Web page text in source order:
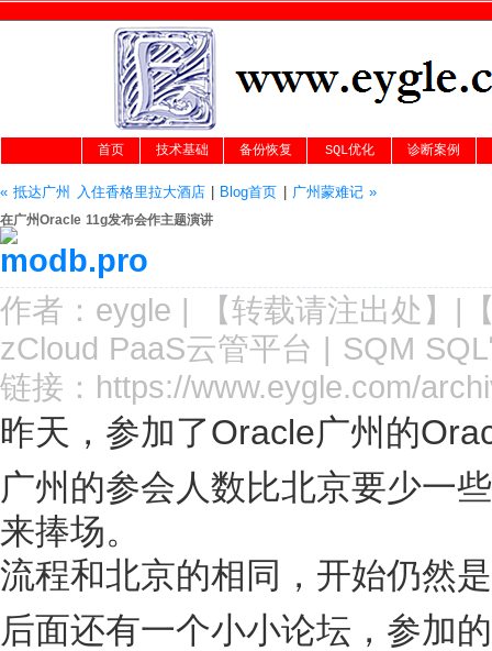
首页 技术基础 备份恢复 SQL优化 诊断案例
« 抵达广州 入住香格里拉大酒店| Blog首页 广州蒙难记 »
在广州Oracle 11g发布会作主题演讲
作者： eygle | 【转载请注出处 】|
zCloud PaaS云管平台 | SQM
链接： https://www.eygle.com/
昨天，参加了Oracle广州的
广州的参会人数比北京要少一
来捧场。
流程和北京的相同，开始仍然
后面还有一个小小论坛，参加